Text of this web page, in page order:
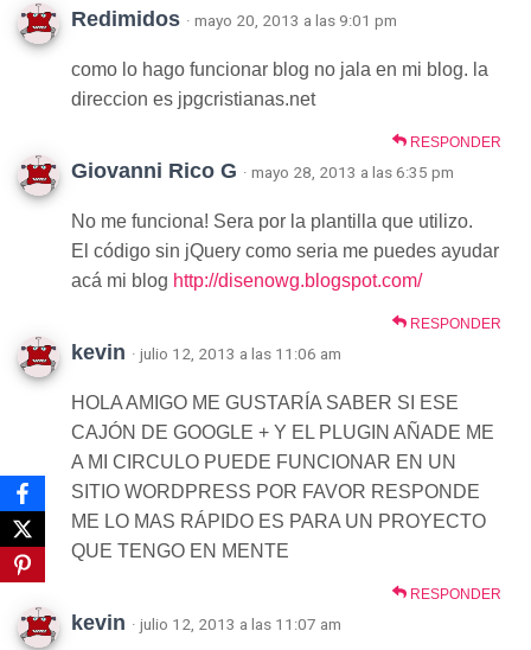
Redimidos · mayo 20, 2013 a las 9:01 pm
como lo hago funcionar blog no jala en mi blog. la
direccion es jpgcristianas.net
RESPONDER
Giovanni Rico G · mayo 28, 2013 a las 6:35 pm
No me funciona! Sera por la plantilla que utilizo.
El código sin jQuery como seria me puedes ayudar
acá mi blog http://disenowg.blogspot.com/
RESPONDER
kevin · julio 12, 2013 a las 11:06 am
HOLA AMIGO ME GUSTARÍA SABER SI ESE
CAJÓN DE GOOGLE + Y EL PLUGIN AÑADE ME
A MI CIRCULO PUEDE FUNCIONAR EN UN
SITIO WORDPRESS POR FAVOR RESPONDE
ME LO MAS RÁPIDO ES PARA UN PROYECTO
QUE TENGO EN MENTE
RESPONDER
kevin · julio 12, 2013 a las 11:07 am